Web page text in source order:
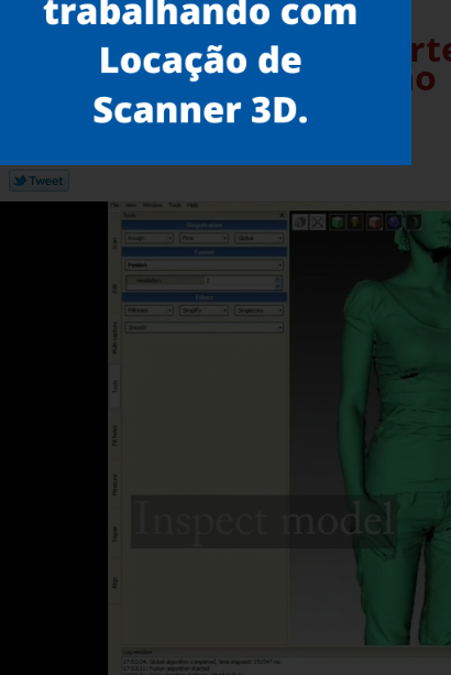
Locação de Scanner 3D
Engenheiros na Aclimação